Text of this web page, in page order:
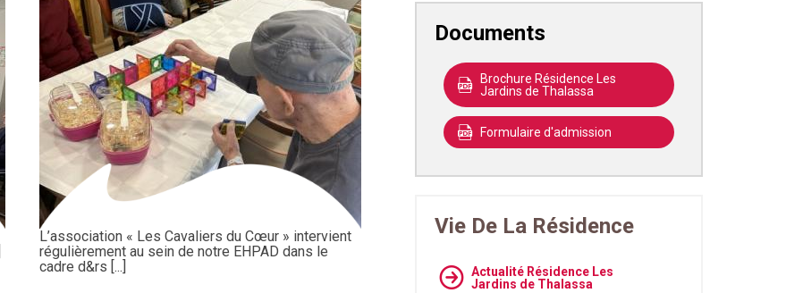
L’association « Les Cavaliers du Cœur » intervient
régulièrement au sein de notre EHPAD dans le
cadre d&rs [...]
Documents
Brochure Résidence Les
Jardins de Thalassa
Formulaire d'admission
Vie De La Résidence
Actualité Résidence Les
Jardins de Thalassa